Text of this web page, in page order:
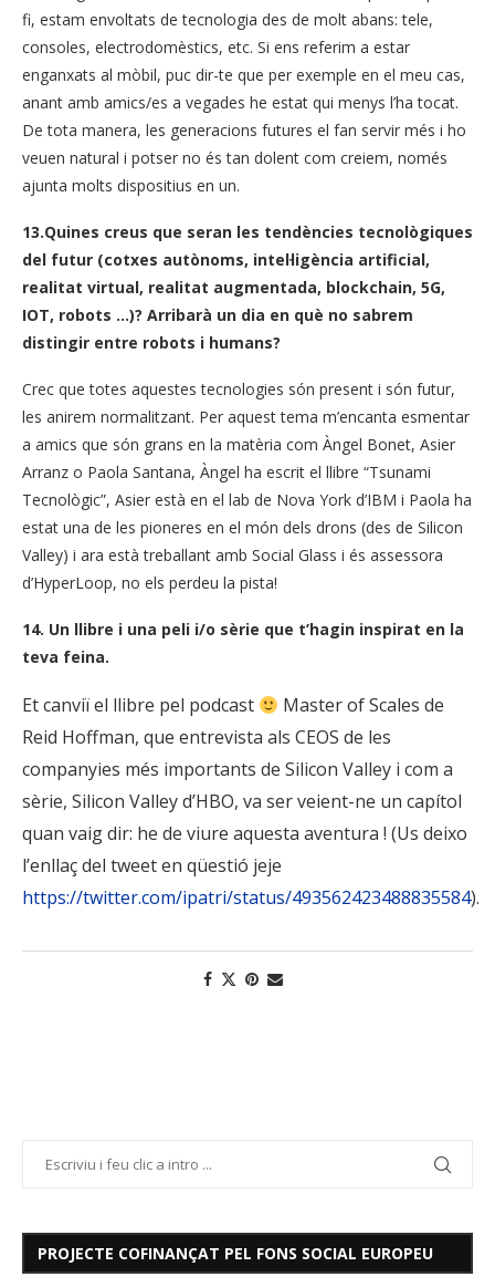
fi, estam envoltats de tecnologia des de molt abans: tele,
consoles, electrodomèstics, etc. Si ens referim a estar
enganxats al mòbil, puc dir-te que per exemple en el meu cas,
anant amb amics/es a vegades he estat qui menys l’ha tocat.
De tota manera, les generacions futures el fan servir més i ho
veuen natural i potser no és tan dolent com creiem, només
ajunta molts dispositius en un.
13.Quines creus que seran les tendències tecnològiques
del futur (cotxes autònoms, intel·ligència artificial,
realitat virtual, realitat augmentada, blockchain, 5G,
IOT, robots …)? Arribarà un dia en què no sabrem
distingir entre robots i humans?
Crec que totes aquestes tecnologies són present i són futur,
les anirem normalitzant. Per aquest tema m’encanta esmentar
a amics que són grans en la matèria com Àngel Bonet, Asier
Arranz o Paola Santana, Àngel ha escrit el llibre “Tsunami
Tecnològic”, Asier està en el lab de Nova York d’IBM i Paola ha
estat una de les pioneres en el món dels drons (des de Silicon
Valley) i ara està treballant amb Social Glass i és assessora
d’HyperLoop, no els perdeu la pista!
14. Un llibre i una peli i/o sèrie que t’hagin inspirat en la
teva feina.
Et canviï el llibre pel podcast
Master of Scales de
Reid Hoffman, que entrevista als CEOS de les
companyies més importants de Silicon Valley i com a
sèrie, Silicon Valley d’HBO, va ser veient-ne un capítol
quan vaig dir: he de viure aquesta aventura ! (Us deixo
l’enllaç del tweet en qüestió jeje
https://twitter.com/ipatri/status/493562423488835584).
PROJECTE COFINANÇAT PEL FONS SOCIAL EUROPEU